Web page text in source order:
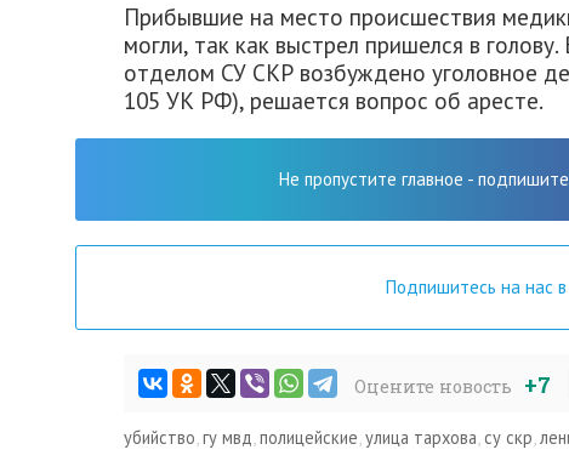
Прибывшие на место происшествия
могли, так как выстрел пришелся в
отделом СУ СКР возбуждено уголовное
105 УК РФ), решается вопрос об аресте.
Не пропустите главное -
Подпишитесь на нас в
Оцените новость +7
убийство гу мвд полицейские улица тархова су скр